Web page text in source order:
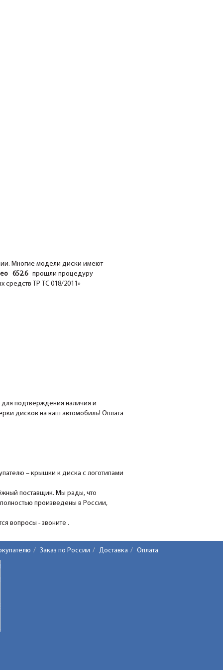
Многие модели диски имеют
652.6 прошли процедуру
средств ТР ТС 018/2011»
подтверждения наличия и
дисков на ваш автомобиль! Оплата
– крышки к диска с логотипами
поставщик. Мы рады, что
произведены в России,
вопросы - звоните .
Заказ по России Доставка Оплата